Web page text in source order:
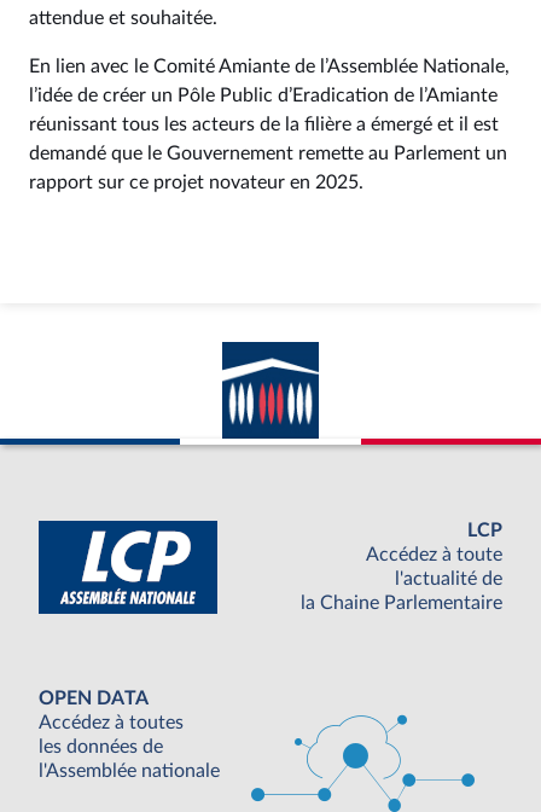
attendue et souhaitée.
En lien avec le Comité Amiante de l’Assemblée Nationale,
l’idée de créer un Pôle Public d’Eradication de l’Amiante
réunissant tous les acteurs de la filière a émergé et il est
demandé que le Gouvernement remette au Parlement un
rapport sur ce projet novateur en 2025.
LCP
Accédez à toute
l'actualité de
la Chaine Parlementaire
OPEN DATA
Accédez à toutes
les données de
l'Assemblée nationale